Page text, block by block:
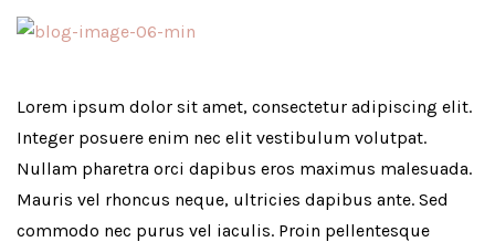
Lorem ipsum dolor sit amet, consectetur adipiscing elit.
Integer posuere enim nec elit vestibulum volutpat.
Nullam pharetra orci dapibus eros maximus malesuada.
Mauris vel rhoncus neque, ultricies dapibus ante. Sed
commodo nec purus vel iaculis. Proin pellentesque